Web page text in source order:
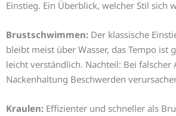
Einstieg. Ein Überblick, welcher Stil sich
Brustschwimmen: Der klassische
bleibt meist über Wasser, das Tempo ist
leicht verständlich. Nachteil: Bei
Nackenhaltung Beschwerden
Kraulen: Effizienter und schneller als